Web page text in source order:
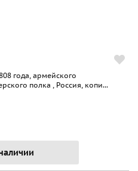
года, армейского
полка , Россия, копи...